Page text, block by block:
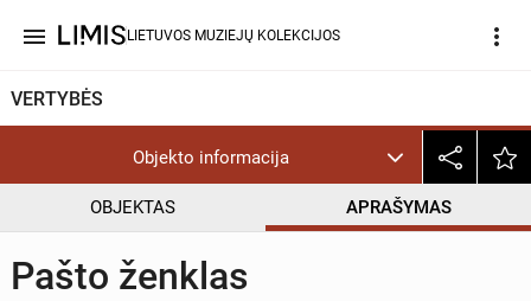
menu LIETUVOS MUZIEJŲ KOLEKCIJOS more_vert
VERTYBĖS
Objekto informacija
OBJEKTAS APRAŠYMAS
Pašto ženklas